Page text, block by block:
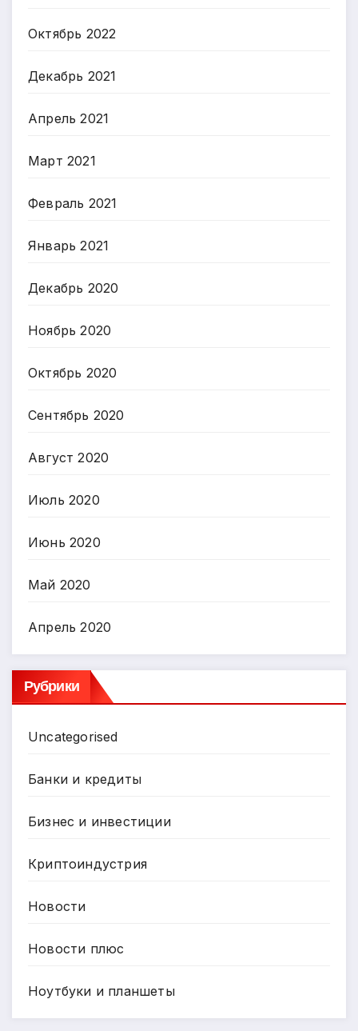
Октябрь 2022
Декабрь 2021
Апрель 2021
Март 2021
Февраль 2021
Январь 2021
Декабрь 2020
Ноябрь 2020
Октябрь 2020
Сентябрь 2020
Август 2020
Июль 2020
Июнь 2020
Май 2020
Апрель 2020
Рубрики
Uncategorised
Банки и кредиты
Бизнес и инвестиции
Криптоиндустрия
Новости
Новости плюс
Ноутбуки и планшеты